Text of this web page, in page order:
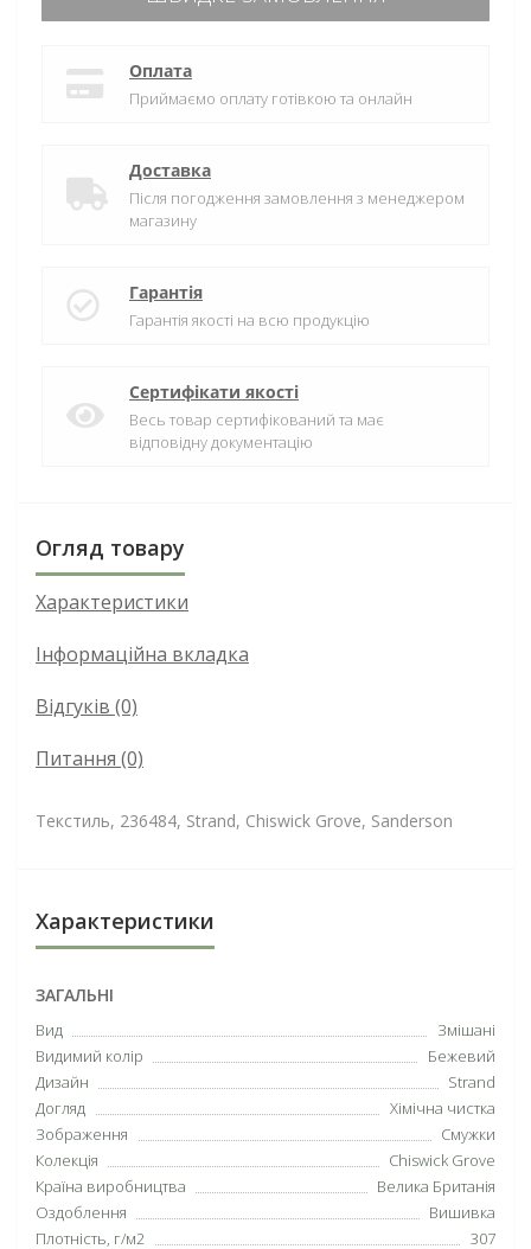
Оплата
Приймаємо оплату готівкою та онлайн
Доставка
Після погодження замовлення з менеджером
магазину
Гарантія
Гарантія якості на всю продукцію
Сертифікати якості
Весь товар сертифікований та має
відповідну документацію
Огляд товару
Характеристики
Інформаційна вкладка
Відгуків (0)
Питання (0)
Текстиль, 236484, Strand, Chiswick Grove, Sanderson
Характеристики
ЗАГАЛЬНІ
Вид
Змішані
Видимий колір
Бежевий
Дизайн
Strand
Догляд
Хімічна чистка
Зображення
Смужки
Колекція
Chiswick Grove
Країна виробництва
Велика Британія
Оздоблення
Вишивка
Плотність, г/м2
307